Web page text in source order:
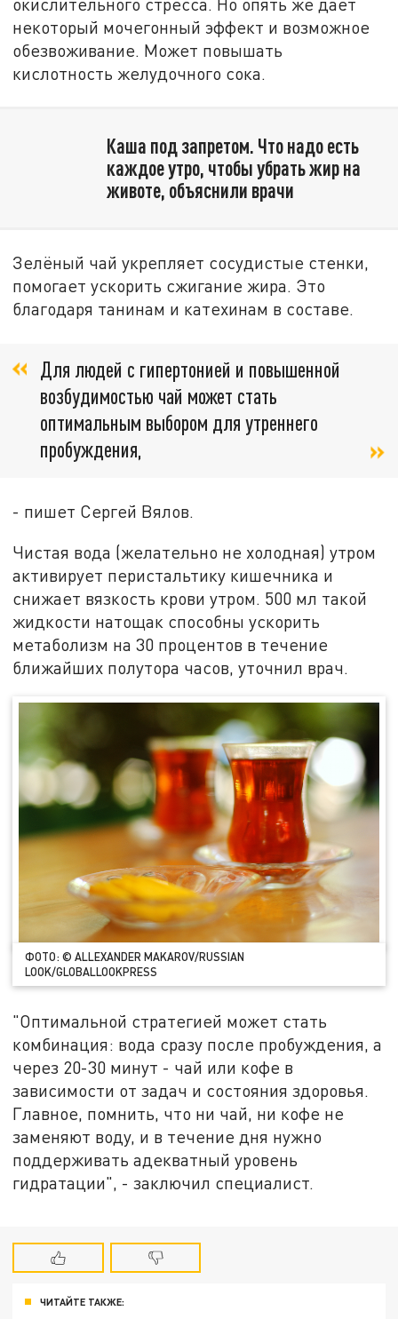
некоторый мочегонный эффект и возможное
обезвоживание. Может повышать
кислотность желудочного сока.
Каша под запретом. Что надо есть
каждое утро, чтобы убрать жир на
животе, объяснили врачи
Зелёный чай укрепляет сосудистые стенки,
помогает ускорить сжигание жира. Это
благодаря танинам и катехинам в составе.
Для людей с гипертонией и повышенной
возбудимостью чай может стать
оптимальным выбором для утреннего
пробуждения,
- пишет Сергей Вялов.
Чистая вода (желательно не холодная) утром
активирует перистальтику кишечника и
снижает вязкость крови утром. 500 мл такой
жидкости натощак способны ускорить
метаболизм на 30 процентов в течение
ближайших полутора часов, уточнил врач.
ФОТО: © ALLEXANDER MAKAROV/RUSSIAN
LOOK/GLOBALLOOKPRESS
"Оптимальной стратегией может стать
комбинация: вода сразу после пробуждения, а
через 20-30 минут - чай или кофе в
зависимости от задач и состояния здоровья.
Главное, помнить, что ни чай, ни кофе не
заменяют воду, и в течение дня нужно
поддерживать адекватный уровень
гидратации", - заключил специалист.
ЧИТАЙТЕ ТАКЖЕ: